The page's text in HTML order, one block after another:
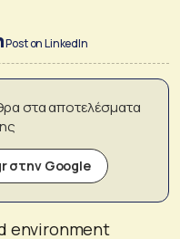
Post on LinkedIn
στα αποτελέσματα
στην Google
environment